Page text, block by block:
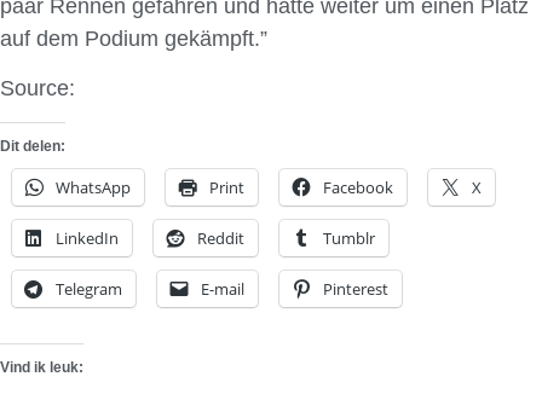
paar Rennen gefahren und hätte weiter um einen Platz
auf dem Podium gekämpft.”
Source:
Dit delen:
WhatsApp Print Facebook X
LinkedIn Reddit Tumblr
Telegram E-mail Pinterest
Vind ik leuk: